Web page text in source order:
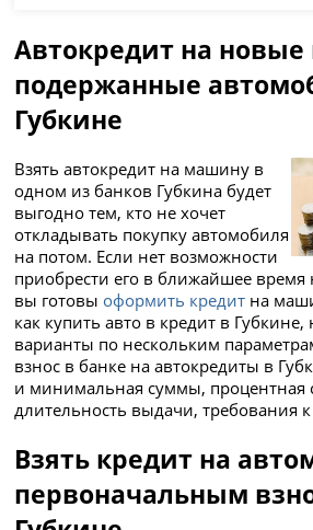
Автокредит на новые
подержанные
Губкине
Взять автокредит на машину в
одном из банков Губкина будет
выгодно тем, кто не хочет
откладывать покупку автомобиля
на потом. Если нет возможности
приобрести его в ближайшее время
вы готовы оформить кредит на
как купить авто в кредит в
варианты по нескольким
взнос в банке на автокредиты в
и минимальная суммы, процентная
длительность выдачи, требования
Взять кредит на
первоначальным